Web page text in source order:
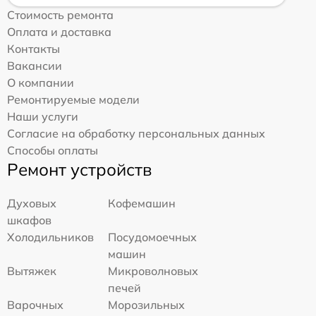
Стоимость ремонта
Оплата и доставка
Контакты
Вакансии
О компании
Ремонтируемые модели
Наши услуги
Согласие на обработку персональных данных
Способы оплаты
Ремонт устройств
Духовых
шкафов
Кофемашин
Холодильников
Посудомоечных
машин
Вытяжек
Микроволновых
печей
Варочных
Морозильных